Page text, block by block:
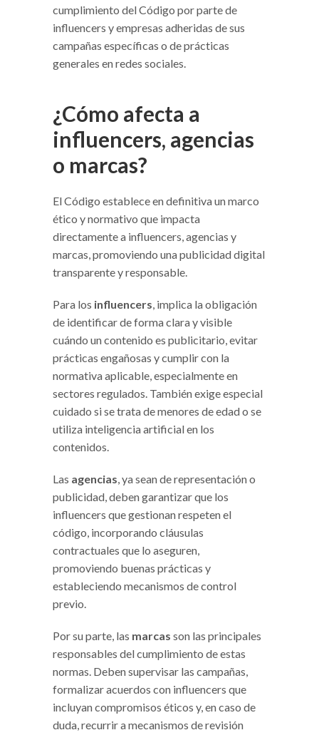
cumplimiento del Código por parte de
influencers y empresas adheridas de sus
campañas específicas o de prácticas
generales en redes sociales.
¿Cómo afecta a
influencers, agencias
o marcas?
El Código establece en definitiva un marco
ético y normativo que impacta
directamente a influencers, agencias y
marcas, promoviendo una publicidad digital
transparente y responsable.
Para los influencers, implica la obligación
de identificar de forma clara y visible
cuándo un contenido es publicitario, evitar
prácticas engañosas y cumplir con la
normativa aplicable, especialmente en
sectores regulados. También exige especial
cuidado si se trata de menores de edad o se
utiliza inteligencia artificial en los
contenidos.
Las agencias, ya sean de representación o
publicidad, deben garantizar que los
influencers que gestionan respeten el
código, incorporando cláusulas
contractuales que lo aseguren,
promoviendo buenas prácticas y
estableciendo mecanismos de control
previo.
Por su parte, las marcas son las principales
responsables del cumplimiento de estas
normas. Deben supervisar las campañas,
formalizar acuerdos con influencers que
incluyan compromisos éticos y, en caso de
duda, recurrir a mecanismos de revisión